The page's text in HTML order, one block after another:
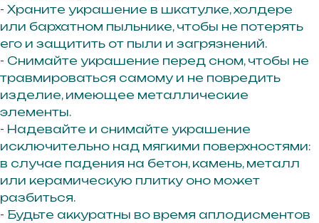
- Храните украшение в шкатулке, холдере
или бархатном пыльнике, чтобы не потерять
его и защитить от пыли и загрязнений.
- Снимайте украшение перед сном, чтобы не
травмироваться самому и не повредить
изделие, имеющее металлические
элементы.
- Надевайте и снимайте украшение
исключительно над мягкими поверхностями:
в случае падения на бетон, камень, металл
или керамическую плитку оно может
разбиться.
- Будьте аккуратны во время аплодисментов